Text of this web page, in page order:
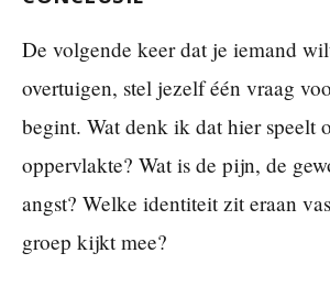
De volgende keer dat je iemand
overtuigen, stel jezelf één vraag
begint. Wat denk ik dat hier speelt
oppervlakte? Wat is de pijn, de
angst? Welke identiteit zit eraan
groep kijkt mee?